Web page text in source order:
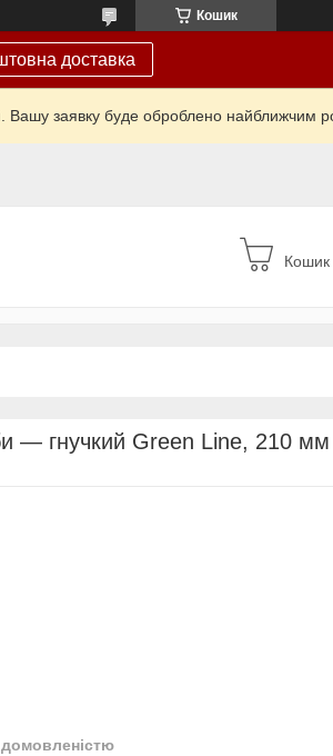
Кошик
доставка
Вашу заявку буде оброблено найближчим
Кошик
— гнучкий Green Line, 210 мм
домовленістю